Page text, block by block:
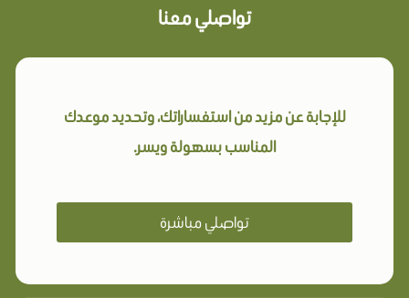
تواصلي معنا
للإجابة عن مزيد من استفساراتك، وتحديد موعدك
المناسب بسهولة ويسر.
تواصلي مباشرة